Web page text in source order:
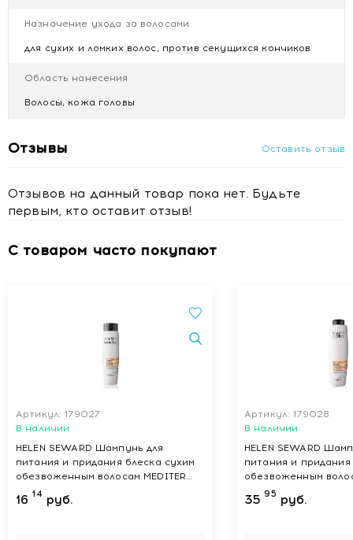
Назначение ухода за волосами
для сухих и ломких волос, против секущихся кончиков
Область нанесения
Волосы, кожа головы
Отзывы Оставить отзыв
Отзывов на данный товар пока нет. Будьте
первым, кто оставит отзыв!
С товаром часто покупают
Артикул: 179027
В наличии
HELEN SEWARD Шампунь для
питания и придания блеска сухим
обезвоженным волосам MEDITER
NUTRIVE SHAMPOO 4/S, 300 мл
16 14 руб.
Артикул: 179028
В наличии
HELEN SEWARD
питания и
обезвоженным
NUTRIVE SHAMPOO
35 95 руб.